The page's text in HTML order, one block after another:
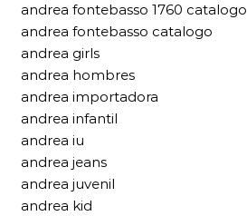
andrea fontebasso 1760 catalogo
andrea fontebasso catalogo
andrea girls
andrea hombres
andrea importadora
andrea infantil
andrea iu
andrea jeans
andrea juvenil
andrea kid